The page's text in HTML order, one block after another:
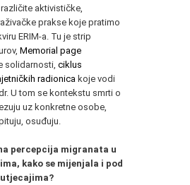
aktivističke,
prakse koje pratimo
ERIM-a. Tu je strip
Memorial page
solidarnosti, ciklus
radionica koje vodi
U tom se kontekstu smrti o
uz konkretne osobe,
osuđuju.
percepcija migranata u
kako se mijenjala i pod